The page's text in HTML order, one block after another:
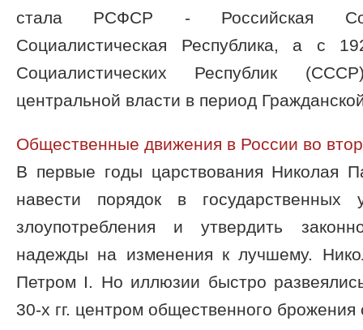
стала РСФСР - Российская
Социалистическая Республика, а с
Социалистических Республик
центральной власти в период
Общественные движения в России во
В первые годы царствования Николая
навести порядок в государственных
злоупотребления и утвердить
надежды на изменения к лучшему.
Петром I. Но иллюзии быстро
30-х гг. центром общественного брожения